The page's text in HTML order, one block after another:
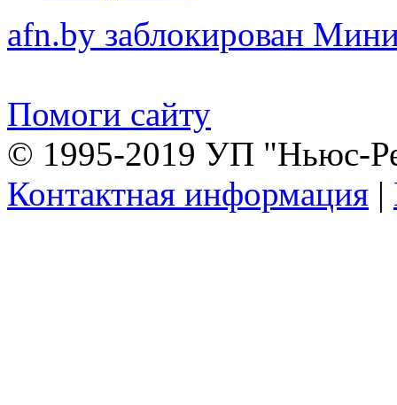
afn.by заблокирован
Помоги сайту
© 1995-2019 УП "Ньюс-
Контактная информация |